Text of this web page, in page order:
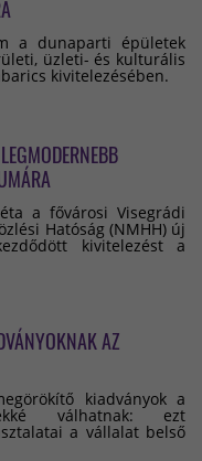
a dunaparti épületek
üzleti- és kulturális
kivitelezésében.
a fővárosi Visegrádi
Hatóság (NMHH) új
kivitelezést a
AZ
kiadványok a
válhatnak: ezt
a vállalat belső